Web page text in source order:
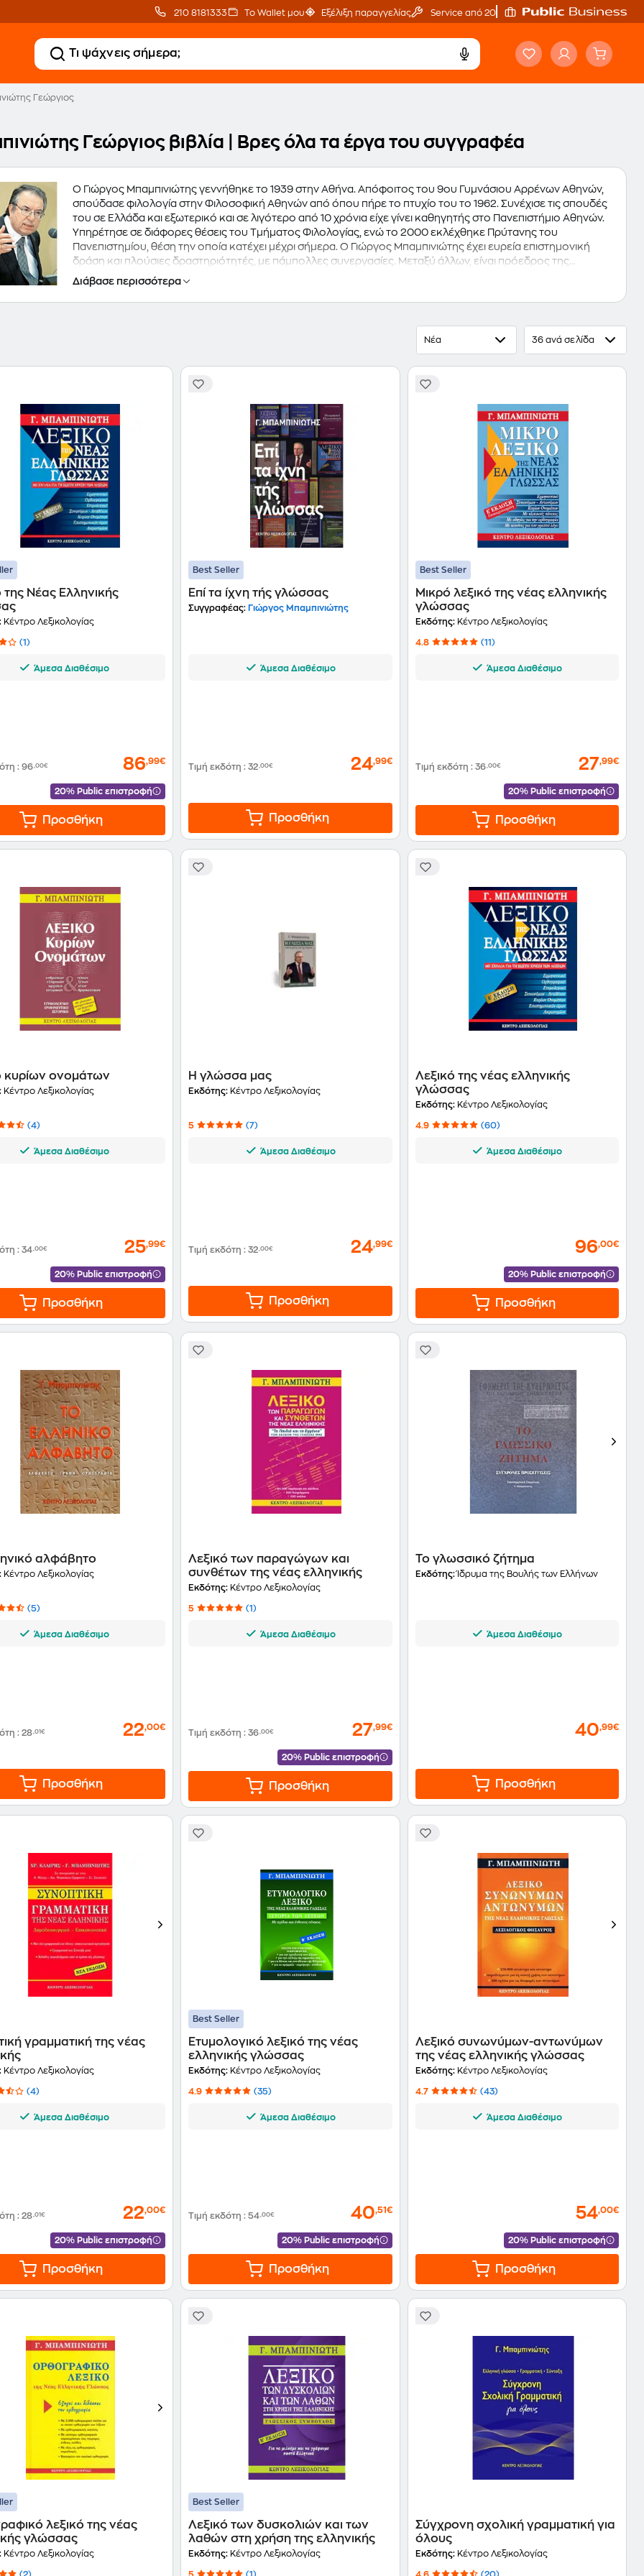
210 8181333 Το Wallet μου Εξέλιξη παραγγελίας Service από 20'
Γεώργιος
Γεώργιος βιβλία | Βρες όλα τα έργα του συγγραφέα
Ο Γιώργος Μπαμπινιώτης γεννήθηκε το 1939 στην Αθήνα. Απόφοιτος του 9ου Γυμνάσιου Αρρένων Αθηνών,
σπούδασε φιλολογία στην Φιλοσοφική Αθηνών από όπου πήρε το πτυχίο του το 1962. Συνέχισε τις σπουδές
του σε Ελλάδα και εξωτερικό και σε λιγότερο από 10 χρόνια είχε γίνει καθηγητής στο Πανεπιστήμιο Αθηνών.
Υπηρέτησε σε διάφορες θέσεις του Τμήματος Φιλολογίας, ενώ το 2000 εκλέχθηκε Πρύτανης του
Πανεπιστημίου, θέση την οποία κατέχει μέχρι σήμερα. Ο Γιώργος Μπαμπινιώτης έχει ευρεία επιστημονική
δράση και πλούσιες δραστηριότητές, με πάμπολλες συνεργασίες. Μεταξύ άλλων, είναι πρόεδρος της
Φιλεκπαιδευτικής Εταιρείας Αρσακείων - Τοσιτσείων Σχολείων, Πρόεδρος της Γλωσσικής Εταιρείας των
Αθηνών, τακτικός συνεργάτης της εφημερίδας "Το Βήμα" και επιστημονικός συντάκτης τηλεοπτικών
εκπομπών στην Κρατική Τηλεόραση. Στο πλούσιο συγγραφικό του έργο περιλαμβάνονται δεκάδες βιβλία,
Διάβασε περισσότερα
Νέα 36 ανά σελίδα
της Νέας Ελληνικής
Κέντρο Λεξικολογίας
(1)
Άμεσα Διαθέσιμο
: 96,00€ 86,99€
20% Public επιστροφή
Προσθήκη
Best Seller
Επί τα ίχνη τής γλώσσας
Συγγραφέας: Γιώργος Μπαμπινιώτης
Άμεσα Διαθέσιμο
Τιμή εκδότη:32,00€ 24,99€
Προσθήκη
Best Seller
Μικρό λεξικό της νέας ελληνικής
γλώσσας
Εκδότης:Κέντρο Λεξικολογίας
4.8 (11)
Άμεσα Διαθέσιμο
Τιμή εκδότη : 36,00€ 27,99€
20% Public επιστροφή
Προσθήκη
κυρίων ονομάτων
Κέντρο Λεξικολογίας
(4)
Άμεσα Διαθέσιμο
: 34,00€ 25,99€
20% Public επιστροφή
Προσθήκη
Η γλώσσα μας
Εκδότης: Κέντρο Λεξικολογίας
5 (7)
Άμεσα Διαθέσιμο
Τιμή εκδότη:32,00€ 24,99€
Προσθήκη
Λεξικό της νέας ελληνικής
γλώσσας
Εκδότης:Κέντρο Λεξικολογίας
4.9 (60)
Άμεσα Διαθέσιμο
96,00€
20% Public επιστροφή
Προσθήκη
αλφάβητο
Κέντρο Λεξικολογίας
(5)
Άμεσα Διαθέσιμο
: 28,01€ 22,00€
Προσθήκη
Λεξικό των παραγώγων και
συνθέτων της νέας ελληνικής
Εκδότης: Κέντρο Λεξικολογίας
5 (1)
Άμεσα Διαθέσιμο
Τιμή εκδότη:36,00€ 27,99€
20% Public επιστροφή
Προσθήκη
Το γλωσσικό ζήτημα
Εκδότης:Ίδρυμα της Βουλής των Ελλήνων
Άμεσα Διαθέσιμο
40,99€
Προσθήκη
γραμματική της νέας
Κέντρο Λεξικολογίας
(4)
Άμεσα Διαθέσιμο
: 28,01€ 22,00€
20% Public επιστροφή
Προσθήκη
Best Seller
Ετυμολογικό λεξικό της νέας
ελληνικής γλώσσας
Εκδότης: Κέντρο Λεξικολογίας
4.9 (35)
Άμεσα Διαθέσιμο
Τιμή εκδότη:54,00€ 40,51€
20% Public επιστροφή
Προσθήκη
Λεξικό συνωνύμων-αντωνύμων
της νέας ελληνικής γλώσσας
Εκδότης:Κέντρο Λεξικολογίας
4.7 (43)
Άμεσα Διαθέσιμο
54,00€
20% Public επιστροφή
Προσθήκη
λεξικό της νέας
γλώσσας
Κέντρο Λεξικολογίας
Best Seller
Λεξικό των δυσκολιών και των
λαθών στη χρήση της ελληνικής
Εκδότης: Κέντρο Λεξικολογίας
Σύγχρονη σχολική γραμματική για
όλους
Εκδότης:Κέντρο Λεξικολογίας